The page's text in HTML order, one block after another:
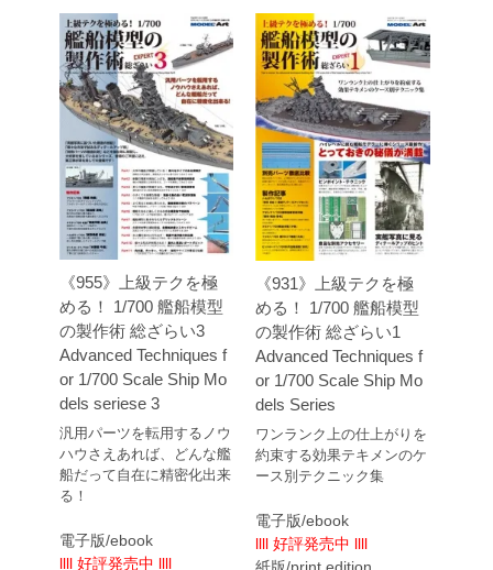
《955》上級テクを極
める！ 1/700 艦船模型
の製作術 総ざらい3
Advanced Techniques f
or 1/700 Scale Ship Mo
dels seriese 3
汎用パーツを転用するノウ
ハウさえあれば、どんな艦
船だって自在に精密化出来
る！
電子版/ebook
llll 好評発売中 llll
《931》上級テクを極
める！ 1/700 艦船模型
の製作術 総ざらい1
Advanced Techniques f
or 1/700 Scale Ship Mo
dels Series
ワンランク上の仕上がりを
約束する効果テキメンのケ
ース別テクニック集
電子版/ebook
llll 好評発売中 llll